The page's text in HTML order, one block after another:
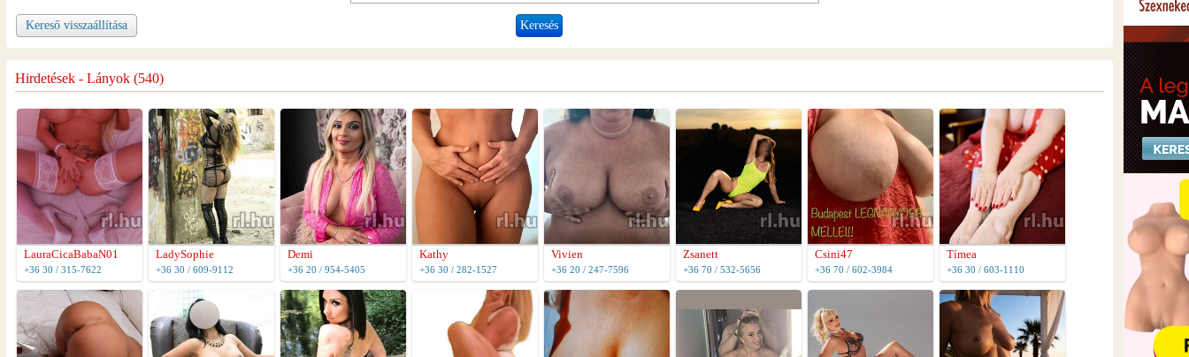
Kereső visszaállítása
Hirdetések - Lányok (540)
LauraCicaBabaN01
+36 30 / 315-7622
LadySophie
+36 30 / 609-9112
Demi
+36 20 / 954-5405
Kathy
+36 30 / 282-1527
Vivien
+36 20 / 247-7596
Zsanett
+36 70 / 532-5656
Csini47
+36 70 / 602-3984
Tímea
+36 30 / 603-1110